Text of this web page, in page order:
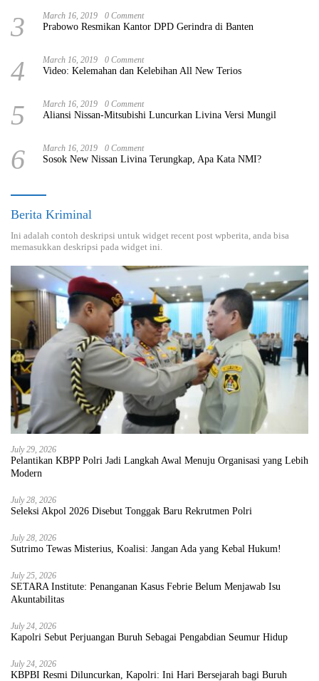
3 March 16, 2019 0 Comment
Prabowo Resmikan Kantor DPD Gerindra di Banten
4 March 16, 2019 0 Comment
Video: Kelemahan dan Kelebihan All New Terios
5 March 16, 2019 0 Comment
Aliansi Nissan-Mitsubishi Luncurkan Livina Versi Mungil
6 March 16, 2019 0 Comment
Sosok New Nissan Livina Terungkap, Apa Kata NMI?
Berita Kriminal
Ini adalah contoh deskripsi untuk widget recent post wpberita, anda bisa
memasukkan deskripsi pada widget ini.
July 29, 2026
Pelantikan KBPP Polri Jadi Langkah Awal Menuju Organisasi yang Lebih
Modern
July 28, 2026
Seleksi Akpol 2026 Disebut Tonggak Baru Rekrutmen Polri
July 28, 2026
Sutrimo Tewas Misterius, Koalisi: Jangan Ada yang Kebal Hukum!
July 25, 2026
SETARA Institute: Penanganan Kasus Febrie Belum Menjawab Isu
Akuntabilitas
July 24, 2026
Kapolri Sebut Perjuangan Buruh Sebagai Pengabdian Seumur Hidup
July 24, 2026
KBPBI Resmi Diluncurkan, Kapolri: Ini Hari Bersejarah bagi Buruh